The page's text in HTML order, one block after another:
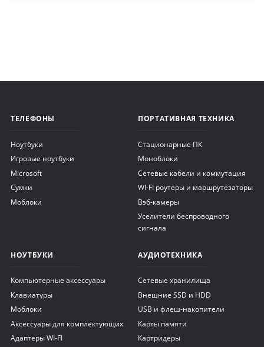
ТЕЛЕФОНЫ
Ноутбуки
Игровые ноутбуки
Microsoft
Сумки
Моблоки
ПОРТАТИВНАЯ ТЕХНИКА
Стационарные ПК
Моноблоки
Сетевые кабели и коммутация
WI-FI роутеры и маршрутезаторы
Вэб-камеры
Уселители беспроводного
сигнала
НОУТБУКИ
Компьютерные аксессуары
Клавиатуры
Моблоки
Аксессуары для комплектующих
Адаптеры WI-FI
АУДИОТЕХНИКА
Сетевые хранилища
Внешние SSD и HDD
USB и флеш-накопители
Карты памяти
Картридеры